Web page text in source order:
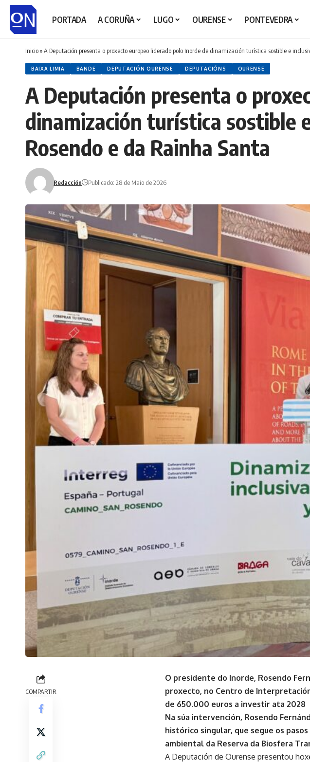
PORTADA A CORUÑA LUGO OURENSE PONTEVEDRA
Inicio»A Deputación presenta o proxecto europeo liderado polo Inorde de dinamización turística sostible e
BAIXA LIMIA BANDE DEPUTACIÓN OURENSE DEPUTACIÓNS OURENSE
A Deputación presenta o
dinamización turística sostible
Rosendo e da Rainha Santa
Redacción Publicado: 28 de Maio de 2026
COMPARTIR
O presidente do Inorde, Rosendo
proxecto, no Centro de
de 650.000 euros a investir ata 2028
Na súa intervención, Rosendo
histórico singular, que segue os
ambiental da Reserva da Biosfera
A Deputación de Ourense presentou